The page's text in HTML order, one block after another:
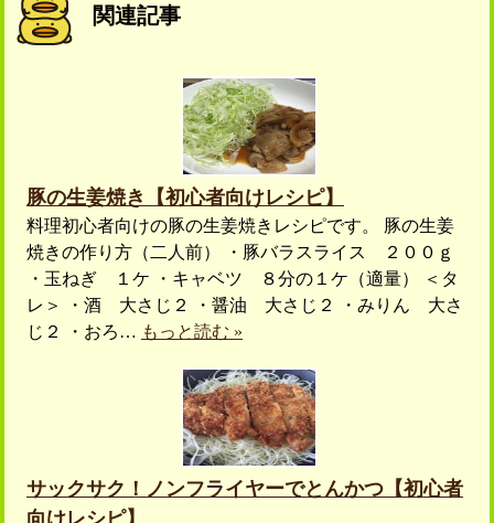
関連記事
豚の生姜焼き【初心者向けレシピ】
料理初心者向けの豚の生姜焼きレシピです。 豚の生姜
焼きの作り方（二人前） ・豚バラスライス ２００ｇ
・玉ねぎ １ケ ・キャベツ ８分の１ケ（適量） ＜タ
レ＞ ・酒 大さじ２ ・醤油 大さじ２ ・みりん 大さ
じ２ ・おろ… もっと読む »
サックサク！ノンフライヤーでとんかつ【初心者
向けレシピ】